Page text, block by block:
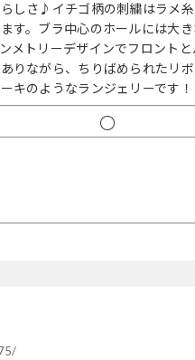
しさ♪イチゴ柄の刺繍はラメ
す。ブラ中心のホールには大
メトリーデザインでフロント
りながら、ちりばめられたリ
キのようなランジェリーです！